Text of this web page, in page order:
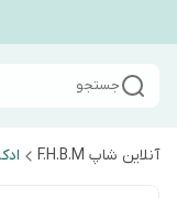
جستجو
آنلاین شاپ F.H.B.M